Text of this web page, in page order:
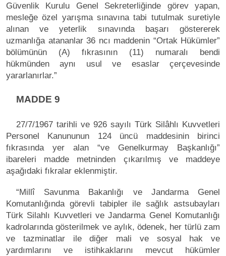
Güvenlik Kurulu Genel Sekreterliğinde görev yapan,
mesleğe özel yarışma sınavına tabi tutulmak suretiyle
alınan ve yeterlik sınavında başarı göstererek
uzmanlığa atananlar 36 ncı maddenin “Ortak Hükümler”
bölümünün (A) fıkrasının (11) numaralı bendi
hükmünden aynı usul ve esaslar çerçevesinde
yararlanırlar.”
MADDE 9
27/7/1967 tarihli ve 926 sayılı Türk Silâhlı Kuvvetleri
Personel Kanununun 124 üncü maddesinin birinci
fıkrasında yer alan “ve Genelkurmay Başkanlığı”
ibareleri madde metninden çıkarılmış ve maddeye
aşağıdaki fıkralar eklenmiştir.
“Millî Savunma Bakanlığı ve Jandarma Genel
Komutanlığında görevli tabipler ile sağlık astsubayları
Türk Silahlı Kuvvetleri ve Jandarma Genel Komutanlığı
kadrolarında gösterilmek ve aylık, ödenek, her türlü zam
ve tazminatlar ile diğer mali ve sosyal hak ve
yardımlarını ve istihkaklarını mevcut hükümler